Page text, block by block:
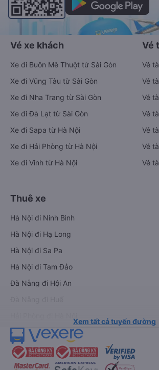
Vé xe khách
Xe đi Buôn Mê Thuột từ Sài Gòn
Xe đi Vũng Tàu từ Sài Gòn
Xe đi Nha Trang từ Sài Gòn
Xe đi Đà Lạt từ Sài Gòn
Xe đi Sapa từ Hà Nội
Xe đi Hải Phòng từ Hà Nội
Xe đi Vinh từ Hà Nội
Vé
Vé
Vé
Vé
Vé
Vé
Vé
Vé
Thuê xe
Hà Nội đi Ninh Bình
Hà Nội đi Hạ Long
Hà Nội đi Sa Pa
Hà Nội đi Tam Đảo
Đà Nẵng đi Hội An
Xem tất cả tuyến đường